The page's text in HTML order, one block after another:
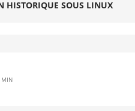
HISTORIQUE SOUS LINUX
MIN